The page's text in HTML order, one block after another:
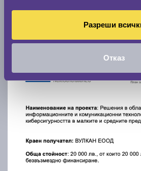
Разреши
Отказ